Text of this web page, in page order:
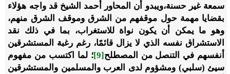
سمعة غير حسنة،ويبدو أن المحاور أحمد الشيخ قد واجه هؤلاء
بقضايا مهمة حول موقفهم من الشرق وموقف الشرق منهم،
وهو ما يمكن أن يكون نواة للاستغراب، بما في ذلك نقد
الاستشراق نفسه الذي لا يزال قائمًا، رغم رغبة المستشرقين
أنفسهم في التنصل من المصطلح[9]
؛ لما اكتسب من مفهوم
سيئ (سلبي) ومشؤوم لدى العرب والمسلمين والمستشرقين